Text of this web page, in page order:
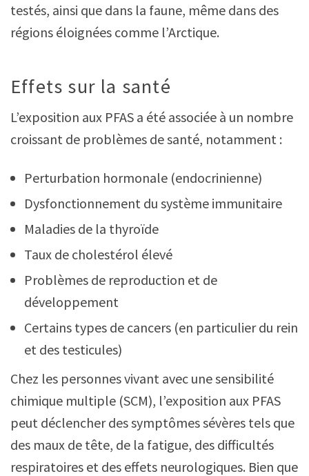
testés, ainsi que dans la faune, même dans des
régions éloignées comme l’Arctique.
Effets sur la santé
L’exposition aux PFAS a été associée à un nombre
croissant de problèmes de santé, notamment :
Perturbation hormonale (endocrinienne)
Dysfonctionnement du système immunitaire
Maladies de la thyroïde
Taux de cholestérol élevé
Problèmes de reproduction et de
développement
Certains types de cancers (en particulier du rein
et des testicules)
Chez les personnes vivant avec une sensibilité
chimique multiple (SCM), l’exposition aux PFAS
peut déclencher des symptômes sévères tels que
des maux de tête, de la fatigue, des difficultés
respiratoires et des effets neurologiques. Bien que